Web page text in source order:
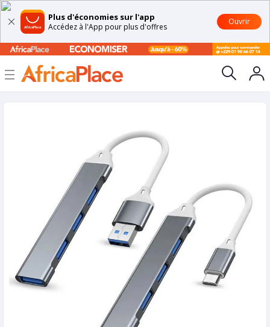
Plus d'économies sur l'app
Accédez à l'App pour plus d'offres
Ouvrir